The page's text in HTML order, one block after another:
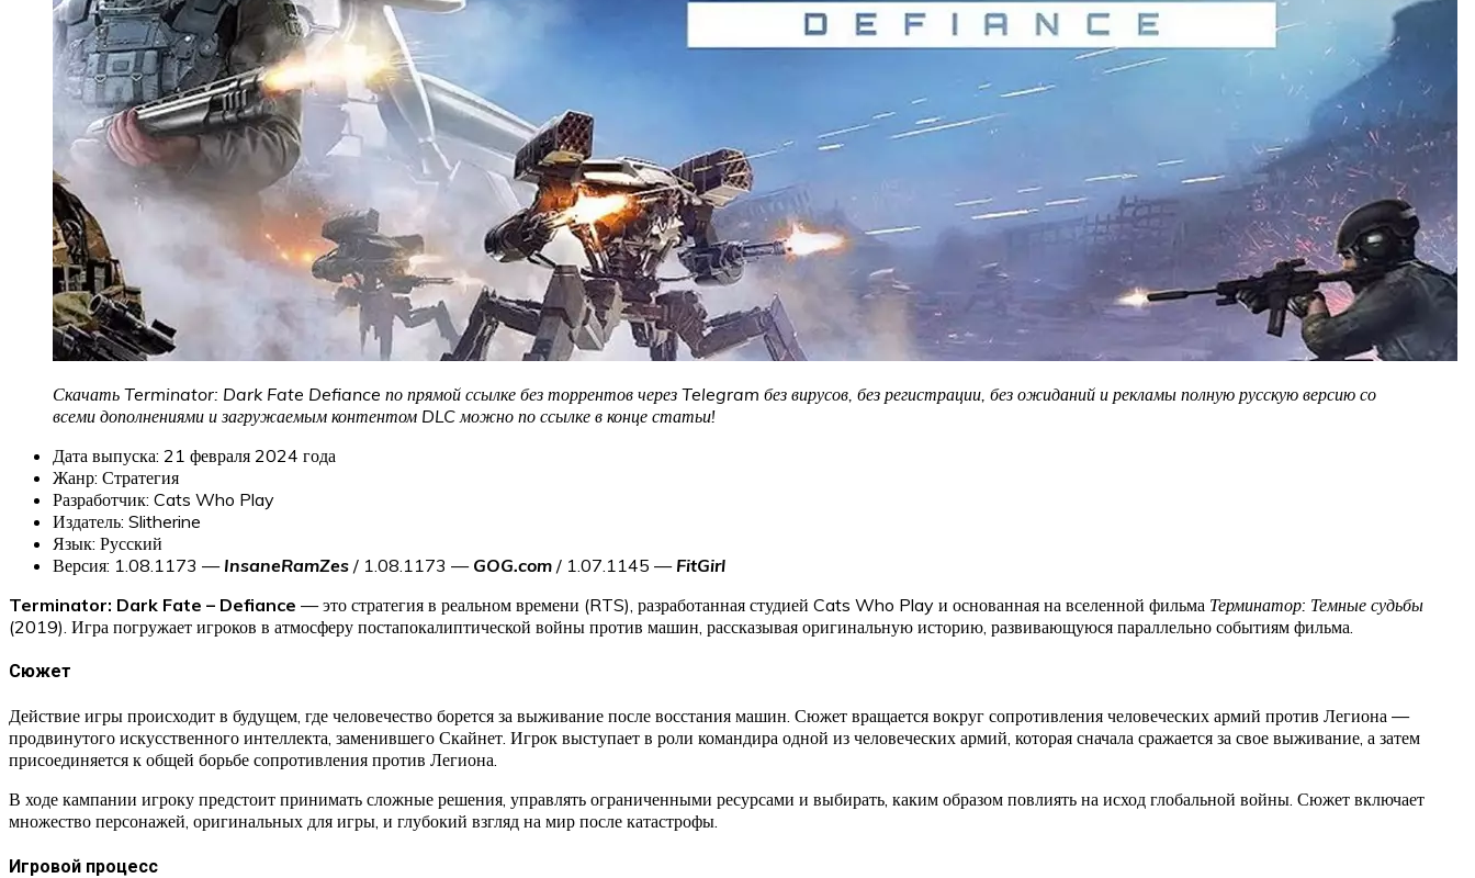
Скачать Terminator: Dark Fate Defiance по прямой ссылке без торрентов через Telegram без вирусов, без регистрации, без ожиданий и рекламы полную русскую версию со
всеми дополнениями и загружаемым контентом DLC можно по ссылке в конце статьи!
Дата выпуска: 21 февраля 2024 года
Жанр: Стратегия
Разработчик: Cats Who Play
Издатель: Slitherine
Язык: Русский
Версия: 1.08.1173 — InsaneRamZes / 1.08.1173 — GOG.com / 1.07.1145 — FitGirl
Terminator: Dark Fate – Defiance — это стратегия в реальном времени (RTS), разработанная студией Cats Who Play и основанная на вселенной фильма Терминатор: Темные судьбы
(2019). Игра погружает игроков в атмосферу постапокалиптической войны против машин, рассказывая оригинальную историю, развивающуюся параллельно событиям фильма.
Сюжет
Действие игры происходит в будущем, где человечество борется за выживание после восстания машин. Сюжет вращается вокруг сопротивления человеческих армий против Легиона —
продвинутого искусственного интеллекта, заменившего Скайнет. Игрок выступает в роли командира одной из человеческих армий, которая сначала сражается за свое выживание, а затем
присоединяется к общей борьбе сопротивления против Легиона.
В ходе кампании игроку предстоит принимать сложные решения, управлять ограниченными ресурсами и выбирать, каким образом повлиять на исход глобальной войны. Сюжет включает
множество персонажей, оригинальных для игры, и глубокий взгляд на мир после катастрофы.
Игровой процесс